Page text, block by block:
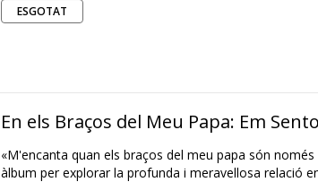
ESGOTAT
En els Braços del Meu Papa: Em
«M'encanta quan els braços del meu papa són només
àlbum per explorar la profunda i meravellosa relació